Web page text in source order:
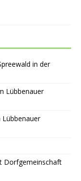
in der
Lübbenauer
Dorfgemeinschaft